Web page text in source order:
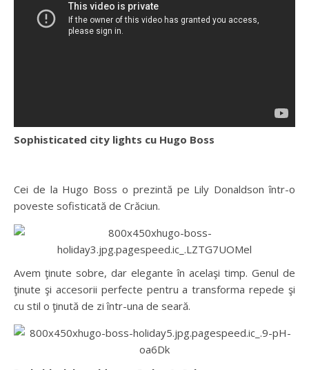
Sophisticated city lights cu Hugo Boss
Cei de la Hugo Boss o prezintă pe Lily Donaldson într-o
poveste sofisticată de Crăciun.
Avem ţinute sobre, dar elegante în acelaşi timp. Genul de
ţinute şi accesorii perfecte pentru a transforma repede şi
cu stil o ţinută de zi într-una de seară.